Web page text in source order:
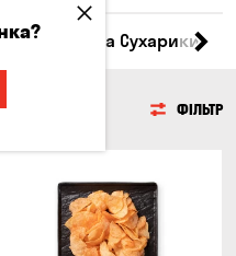
Грінки та Сухарики
ФІЛЬТР